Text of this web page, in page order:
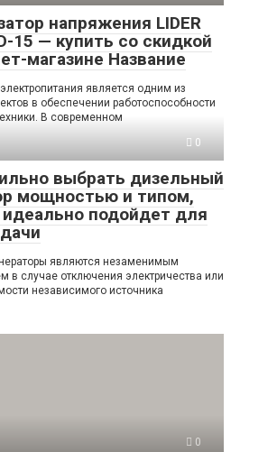
напряжения LIDER
15 — купить со скидкой
магазине Название
является одним из
в обеспечении работоспособности
В современном
0
выбрать дизельный
мощностью и типом,
подойдет для
являются незаменимым
в случае отключения электричества или
независимого источника
0